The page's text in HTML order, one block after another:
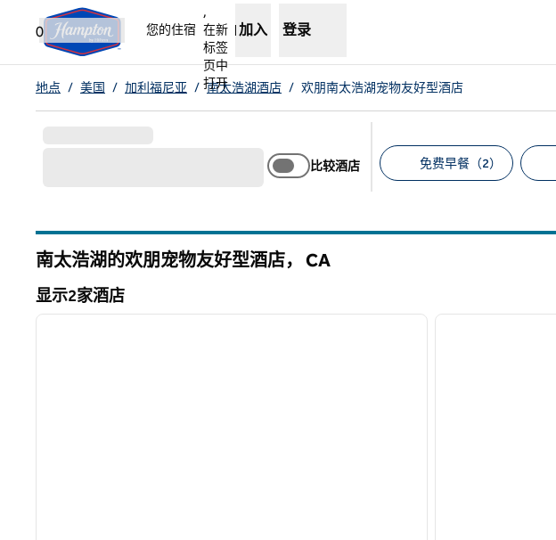
跳转至内容
0
您的住宿
,
在新
标签
页中
打开
加入 登录
地点 / 美国 / 加利福尼亚 / 南太浩湖酒店 / 欢朋南太浩湖宠物友好型酒店
比较酒店 免费早餐（2）
南太浩湖的欢朋宠物友好型酒店， CA
显示2家酒店
显示2家酒店
1/12
下一张图片
1/12